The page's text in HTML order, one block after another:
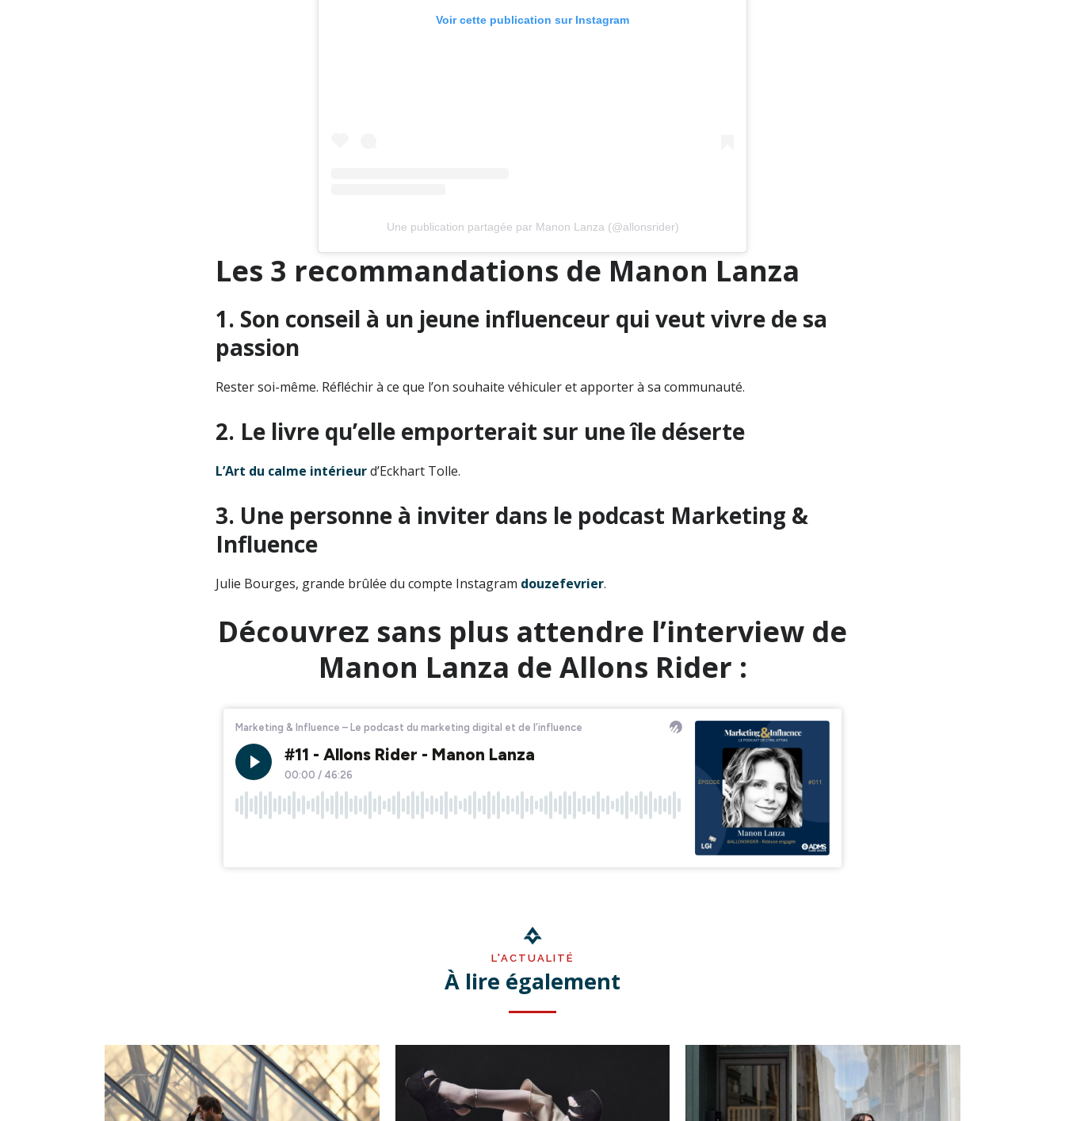
Voir cette publication sur Instagram
Une publication partagée par Manon Lanza (@allonsrider)
Les 3 recommandations de Manon Lanza
1. Son conseil à un jeune influenceur qui veut vivre de sa
passion
Rester soi-même. Réfléchir à ce que l’on souhaite véhiculer et apporter à sa communauté.
2. Le livre qu’elle emporterait sur une île déserte
L’Art du calme intérieurd’Eckhart Tolle.
3. Une personne à inviter dans le podcast Marketing &
Influence
Julie Bourges, grande brûlée du compte Instagram douzefevrier.
Découvrez sans plus attendre l’interview de
Manon Lanza de Allons Rider :
L'ACTUALITÉ
À lire également